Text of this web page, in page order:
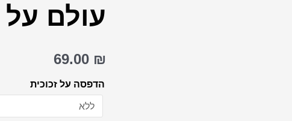
עולם על
69.00 ₪
הדפסה על זכוכית
2792
הודיה
לבורא
עולם
על